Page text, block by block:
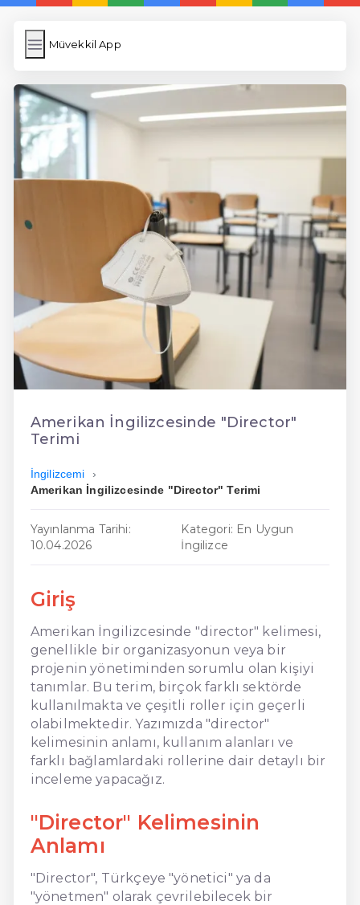
Müvekkil App
Müvekkil App
Resim Yükle
Wordpress Cache
Anasayfa
5 Günde İngilizce
Dil Eğitimi
En Hızlı İngilizce
En Kolay İngilizce
En Ucuz İngilizce
En Uygun İngilizce
Amerikan İngilizcesinde "Director"
Terimi
İngilizcemi
Amerikan İngilizcesinde "Director" Terimi
Yayınlanma Tarihi:
10.04.2026
Kategori: En Uygun
İngilizce
Giriş
Amerikan İngilizcesinde "director" kelimesi,
genellikle bir organizasyonun veya bir
projenin yönetiminden sorumlu olan kişiyi
tanımlar. Bu terim, birçok farklı sektörde
kullanılmakta ve çeşitli roller için geçerli
olabilmektedir. Yazımızda "director"
kelimesinin anlamı, kullanım alanları ve
farklı bağlamlardaki rollerine dair detaylı bir
inceleme yapacağız.
"Director" Kelimesinin
Anlamı
"Director", Türkçeye "yönetici" ya da
"yönetmen" olarak çevrilebilecek bir